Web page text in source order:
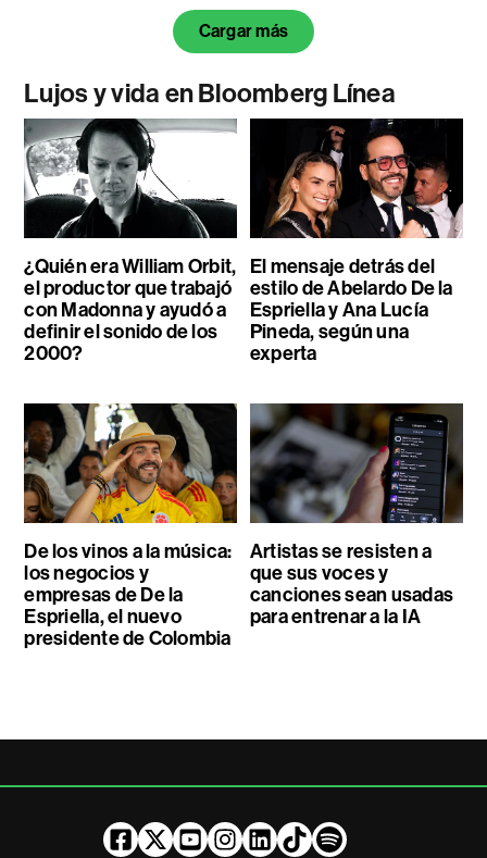
Cargar más
Lujos y vida en Bloomberg Línea
¿Quién era William Orbit,
el productor que trabajó
con Madonna y ayudó a
definir el sonido de los
2000?
El mensaje detrás del
estilo de Abelardo De la
Espriella y Ana Lucía
Pineda, según una
experta
De los vinos a la música:
los negocios y
empresas de De la
Espriella, el nuevo
presidente de Colombia
Artistas se resisten a
que sus voces y
canciones sean usadas
para entrenar a la IA